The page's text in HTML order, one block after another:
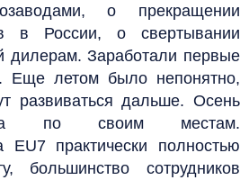
о прекращении
в России, о свертывании
дилерам. Заработали первые
Еще летом было непонятно,
развиваться дальше. Осень
по своим местам.
EU7 практически полностью
большинство сотрудников